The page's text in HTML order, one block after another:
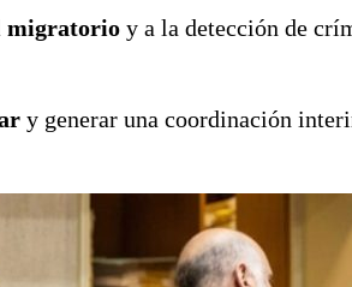
migratorio y a la detección de
y generar una coordinación